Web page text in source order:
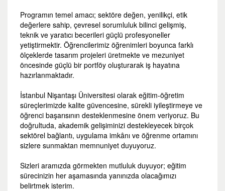
Programın temel amacı; sektöre değen, yenilikçi, etik
değerlere sahip, çevresel sorumluluk bilinci gelişmiş,
teknik ve yaratıcı becerileri güçlü profesyoneller
yetiştirmektir. Öğrencilerimiz öğrenimleri boyunca farklı
ölçeklerde tasarım projeleri üretmekte ve mezuniyet
öncesinde güçlü bir portföy oluşturarak iş hayatına
hazırlanmaktadır.
İstanbul Nişantaşı Üniversitesi olarak eğitim-öğretim
süreçlerimizde kalite güvencesine, sürekli iyileştirmeye ve
öğrenci başarısının desteklenmesine önem veriyoruz. Bu
doğrultuda, akademik gelişiminizi destekleyecek birçok
sektörel bağlantı, uygulama imkânı ve öğrenme ortamını
sizlere sunmaktan memnuniyet duyuyoruz.
Sizleri aramızda görmekten mutluluk duyuyor; eğitim
sürecinizin her aşamasında yanınızda olacağımızı
belirtmek isterim.